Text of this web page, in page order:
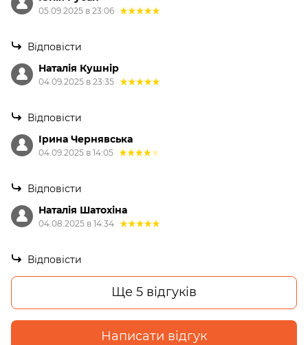
05.09.2025 в 23:06
Відповісти
Наталія Кушнір
04.09.2025 в 23:35
Відповісти
Ірина Чернявська
04.09.2025 в 14:05
Відповісти
Наталія Шатохіна
04.08.2025 в 14:34
Відповісти
Ще 5 відгуків
Написати відгук